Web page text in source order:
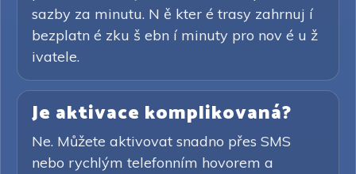
sazby za minutu. N ě kter é trasy zahrnuj í
bezplatn é zku š ebn í minuty pro nov é u ž
ivatele.
Je aktivace komplikovaná?
Ne. Můžete aktivovat snadno přes SMS
nebo rychlým telefonním hovorem a